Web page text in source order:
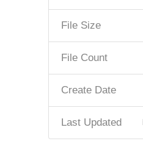
File Size
File Count
Create Date
Last Updated